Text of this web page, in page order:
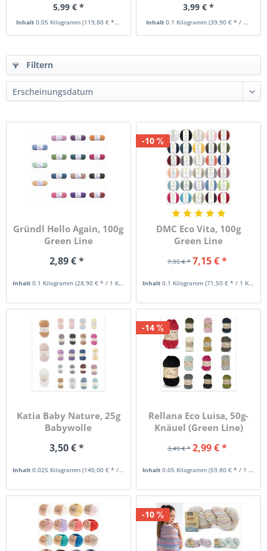
5,99 € *
Inhalt0.05 Kilogramm(119,80 € * / 1 Kilogramm)
3,99 € *
Inhalt0.1 Kilogramm(39,90 € * / 1 Kilogramm)
Filtern
Gründl Hello Again, 100g
Green Line
2,89 € *
Inhalt0.1 Kilogramm(28,90 € * / 1 Kilogramm)
-10
DMC Eco Vita, 100g
Green Line
7,95 € * 7,15 € *
Inhalt0.1 Kilogramm(71,50 € * / 1 Kilogramm)
Katia Baby Nature, 25g
Babywolle
3,50 € *
Inhalt0.025 Kilogramm(140,00 € * / 1 Kilogramm)
-14
Rellana Eco Luisa, 50g-
Knäuel (Green Line)
3,49 € * 2,99 € *
Inhalt0.05 Kilogramm(59,80 € * / 1 Kilogramm)
-10